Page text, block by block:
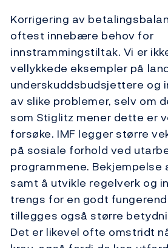
Korrigering av
oftest innebære behov for
innstrammingstiltak. Vi er
vellykkede eksempler på
underskuddsbudsjettere og
av slike problemer, selv om
som Stiglitz mener dette er
forsøke. IMF legger større
på sosiale forhold ved
programmene. Bekjempelse
samt å utvikle regelverk og
trengs for en godt
tillegges også større
Det er likevel ofte omstridt